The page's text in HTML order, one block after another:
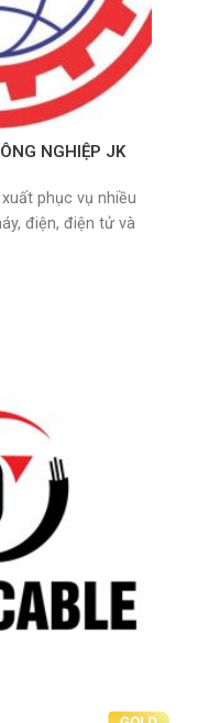
NGHIỆP JK
phục vụ nhiều
điện, điện tử và